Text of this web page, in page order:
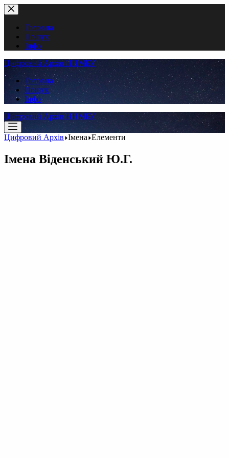
Перейти
до
вмістуГоловна
Пошук
Інфо
Цифровий Архів ННМБУ
Головна
Пошук
Інфо
Цифровий Архів ННМБУ
Цифровий Архів Імена Елементи
Імена Віденський Ю.Г.